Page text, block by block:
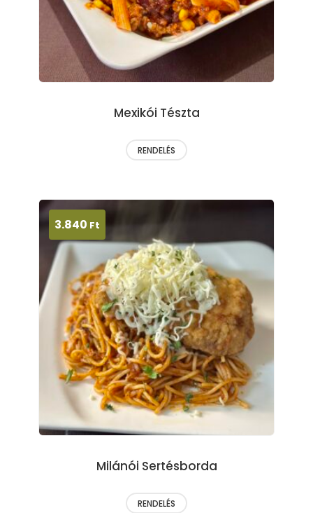
Mexikói Tészta
RENDELÉS
Milánói Sertésborda
3.840 Ft
RENDELÉS